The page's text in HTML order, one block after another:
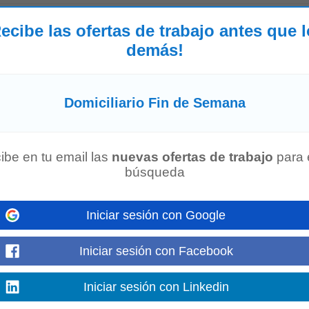
cada programación, en jornada de 7:00 a. m. a 7:00 p. m. ¿Qué
en atención clínica...
licencia de transito vigente
disponibilidad para trabajar en horarios flexibles, incluyendofines de
adicionales acordes...
Crónico)
Hace 1 mes
rotativos de 12 horas incluyendofinesdesemanay festivos •
prestación de servicios Horario...
las ofertas de trabajo antes que
demás!
Domiciliario Fin de Semana
en tu email las nuevas ofertas de trabajo para
búsqueda
Iniciar sesión con Google
Iniciar sesión con Facebook
Iniciar sesión con Linkedin